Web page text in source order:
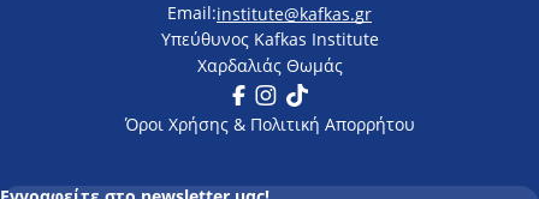
institute@kafkas.gr
Υπεύθυνος Kafkas Institute
Χαρδαλιάς Θωμάς
Facebook
Instagram
Tik Tok
Όροι Χρήσης & Πολιτική Απορρήτου